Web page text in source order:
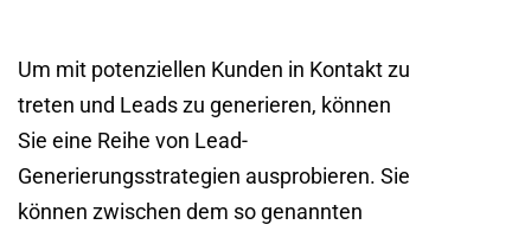
Um mit potenziellen Kunden in Kontakt zu
treten und Leads zu generieren, können
Sie eine Reihe von Lead-
Generierungsstrategien ausprobieren. Sie
können zwischen dem so genannten